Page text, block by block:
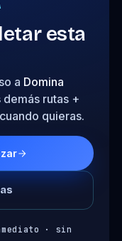
esta
a Domina
demás rutas +
quieras.
· sin